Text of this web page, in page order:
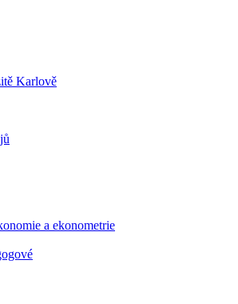
Karlově
a ekonometrie